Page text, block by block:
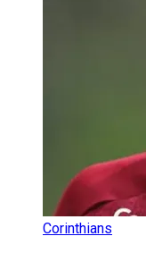
Corinthians